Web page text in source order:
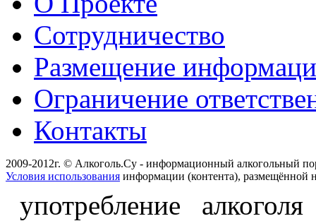
Сотрудничество
Размещение
Ограничение
Контакты
2009-2012г. © Алкоголь.Су - информационный алкогольный
Условия использования информации (контента), размещённой
употребление